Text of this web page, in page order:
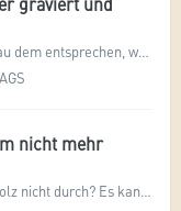
Wenn deine Laserergebnisse nicht genau dem entsprechen, was die Vorschau anzeigt, kann das an mehreren Faktoren liegen. In diesem Artikel findest du die häu...
nicht mehr
Warum schneidet der Mr Beam mein Holz nicht durch? Es kann verschiedene Gründe dafür geben, dass dein Mr Beam Probleme beim Schneiden von Holz hat. Di...